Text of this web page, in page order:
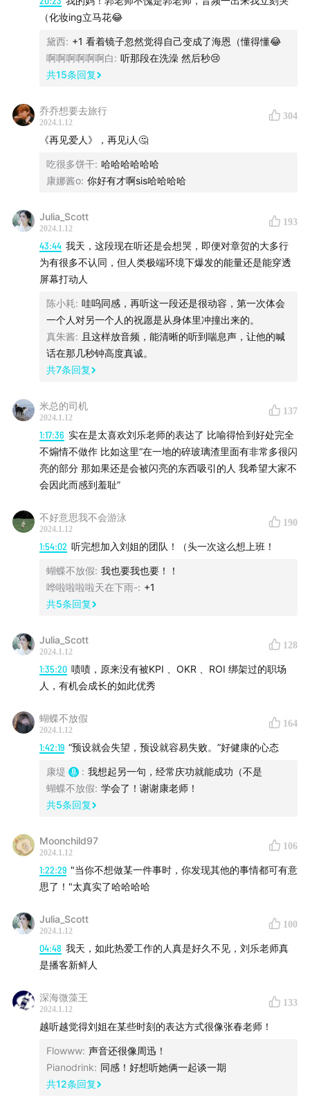
推荐理由：在《再见爱人》三季的拍摄中，常常看见荒野
不定什么时候黑暗森林法则就会一触即发，脑中会闪过：
“不要回答，不要回答，不要回答。”
即使在很多个时刻，我们心甘情愿地为自己打上思想钢
印，但阅读《三体》的整个过程都让人感到心潮澎湃，仿
佛置身“山外有山，仙外有仙”的震撼实体场景，是对每一
个心怀好奇、渴望探索宇宙奥秘的读者的一次终极礼赞。
推荐理由：任何一个好的故事，都可以用一句话概括完框
架。假如只已知“一骑红尘妃子笑，无人知是荔枝来”这两
句诗，我们如何构建出一个高潮迭起的故事？一颗小小的
荔枝被送到贵妃手上之前，有多少惊心动魄的细节可被描
马伯庸一直擅长用古代的架构写现代的叙事，这本也是。
关于职场和人性的描写极其精准，是令人忍不住一口气读
完的小说，读完之后说不清是酣畅淋漓还是怅然若失。
书籍《献给阿尔吉侬的花束》
推荐理由：在这次播客录制过程中，因为讲到“只有足够聪
明才能识别出愚蠢，才能变得更加聪明”这个点，而想到这
本书。
会。
“智慧是人类最伟大的恩赐之一，只是在追寻知识的过程
中，对爱的追寻往往就被搁在一旁。这是我自己最近发现
的结论。我可以把这个假设提供你参考：没有能力给予和
接受爱情的智慧，会促成心智与道德上的崩溃，形成神经
官能症，甚至精神病。而且我还要说，只知专注在心智本
身，以致排除人际关系并因此形成封闭的自我中心，只会
导致暴力与痛苦。 ”
电影《白日梦想家》
推荐理由：平凡人生里最值得被憧憬的奇幻之旅。
男主每一次白日梦都是对现实的逃避，但正是这些逃避引
导他走向这段流光溢彩的冒险旅途。你永远不知道那些看
似毫不起眼的人心里装着多绚丽的宇宙，如果可以这样被
看见，被实现，简直人间大浪漫。
这部电影是对所有内心藏有瑰丽梦想的普通人的致敬。
动画《小红帽》
推荐理由：你已知的故事不一定是真实的故事。
掀开，会看到一场别开生面的罗生门。
非常喜欢那只有很多角一直唱歌的山羊，看得人嘎嘎笑。
（化妆ing立马花😂
黛西: +1 看着镜子忽然觉得自己变成了海恩（懂得懂😂
啊啊啊啊啊啊白: 听那段在洗澡 然后秒😢
共15条回复
乔乔想要去旅行
2024.1.12
304
《再见爱人》，再见i人🤔
吃很多饼干: 哈哈哈哈哈哈
康娜酱o: 你好有才啊sis哈哈哈哈
Julia_Scott
2024.1.12
193
43:44 我天，这段现在听还是会想哭，即便对章贺的大多行
为有很多不认同，但人类极端环境下爆发的能量还是能穿透
屏幕打动人
陈小耗: 哇呜同感，再听这一段还是很动容，第一次体会
一个人对另一个人的祝愿是从身体里冲撞出来的。
真朱酱: 且这样放音频，能清晰的听到喘息声，让他的喊
话在那几秒钟高度真诚。
共7条回复
米总的司机
2024.1.12
137
1:17:36 实在是太喜欢刘乐老师的表达了 比喻得恰到好处完全
不煽情不做作 比如这里“在一地的碎玻璃渣里面有非常多很闪
亮的部分 那如果还是会被闪亮的东西吸引的人 我希望大家不
会因此而感到羞耻”
不好意思我不会游泳
2024.1.12
190
1:54:02 听完想加入刘姐的团队！（头一次这么想上班！
蝴蝶不放假: 我也要我也要！！
哗啦啦啦啦天在下雨-: +1
共5条回复
Julia_Scott
2024.1.12
128
1:35:20 啧啧，原来没有被KPI 、OKR 、ROI 绑架过的职场
人，有机会成长的如此优秀
蝴蝶不放假
2024.1.12
164
1:42:19 “预设就会失望，预设就容易失败。”好健康的心态
康堤 : 我想起另一句，经常庆功就能成功（不是
蝴蝶不放假: 学会了！谢谢康老师！
共5条回复
Moonchild97
2024.1.12
106
1:22:29 "当你不想做某一件事时，你发现其他的事情都可有意
思了！"太真实了哈哈哈哈
Julia_Scott
2024.1.12
100
04:48 我天，如此热爱工作的人真是好久不见，刘乐老师真
是播客新鲜人
深海微藻王
2024.1.12
133
越听越觉得刘姐在某些时刻的表达方式很像张春老师！
Flowww: 声音还很像周迅！
Pianodrink: 同感！好想听她俩一起谈一期
共12条回复